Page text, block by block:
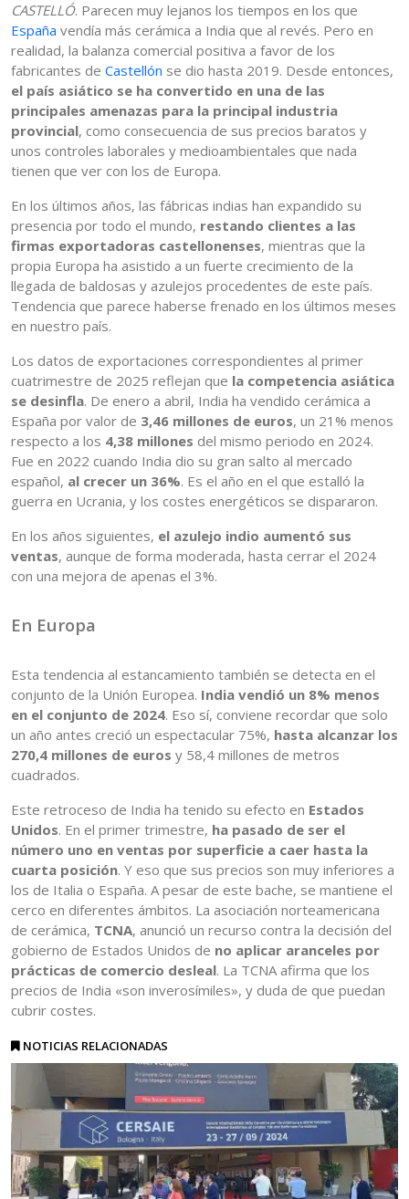
CASTELLÓ. Parecen muy lejanos los tiempos en los que
España vendía más cerámica a India que al revés. Pero en
realidad, la balanza comercial positiva a favor de los
fabricantes de Castellón se dio hasta 2019. Desde entonces,
el país asiático se ha convertido en una de las
principales amenazas para la principal industria
provincial, como consecuencia de sus precios baratos y
unos controles laborales y medioambientales que nada
tienen que ver con los de Europa.
En los últimos años, las fábricas indias han expandido su
presencia por todo el mundo, restando clientes a las
firmas exportadoras castellonenses, mientras que la
propia Europa ha asistido a un fuerte crecimiento de la
llegada de baldosas y azulejos procedentes de este país.
Tendencia que parece haberse frenado en los últimos meses
en nuestro país.
Los datos de exportaciones correspondientes al primer
cuatrimestre de 2025 reflejan que la competencia asiática
se desinfla. De enero a abril, India ha vendido cerámica a
España por valor de 3,46 millones de euros, un 21% menos
respecto a los 4,38 millones del mismo periodo en 2024.
Fue en 2022 cuando India dio su gran salto al mercado
español, al crecer un 36%. Es el año en el que estalló la
guerra en Ucrania, y los costes energéticos se dispararon.
En los años siguientes, el azulejo indio aumentó sus
ventas, aunque de forma moderada, hasta cerrar el 2024
con una mejora de apenas el 3%.
En Europa
Esta tendencia al estancamiento también se detecta en el
conjunto de la Unión Europea. India vendió un 8% menos
en el conjunto de 2024. Eso sí, conviene recordar que solo
un año antes creció un espectacular 75%, hasta alcanzar los
270,4 millones de euros y 58,4 millones de metros
cuadrados.
Este retroceso de India ha tenido su efecto en Estados
Unidos. En el primer trimestre, ha pasado de ser el
número uno en ventas por superficie a caer hasta la
cuarta posición. Y eso que sus precios son muy inferiores a
los de Italia o España. A pesar de este bache, se mantiene el
cerco en diferentes ámbitos. La asociación norteamericana
de cerámica, TCNA, anunció un recurso contra la decisión del
gobierno de Estados Unidos de no aplicar aranceles por
prácticas de comercio desleal. La TCNA afirma que los
precios de India «son inverosímiles», y duda de que puedan
cubrir costes.
NOTICIAS RELACIONADAS